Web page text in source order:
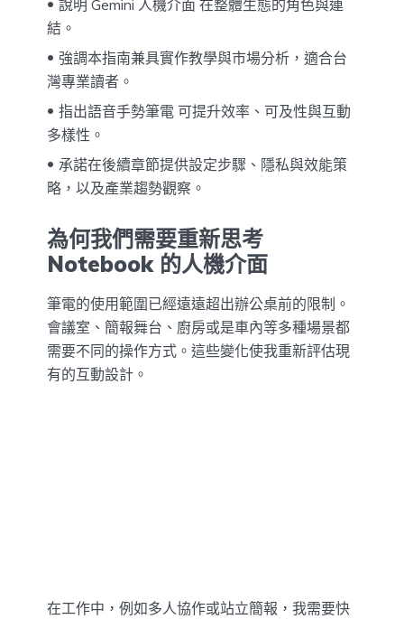
說明 Gemini 人機介面 在整體生態的角色與連
結。
強調本指南兼具實作教學與市場分析，適合台
灣專業讀者。
指出語音手勢筆電 可提升效率、可及性與互動
多樣性。
承諾在後續章節提供設定步驟、隱私與效能策
略，以及產業趨勢觀察。
為何我們需要重新思考
Notebook 的人機介面
筆電的使用範圍已經遠遠超出辦公桌前的限制。
會議室、簡報舞台、廚房或是車內等多種場景都
需要不同的操作方式。這些變化使我重新評估現
有的互動設計。
在工作中，例如多人協作或站立簡報，我需要快